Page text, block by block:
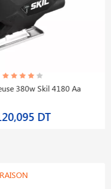
Skil 4180 Aa
DT